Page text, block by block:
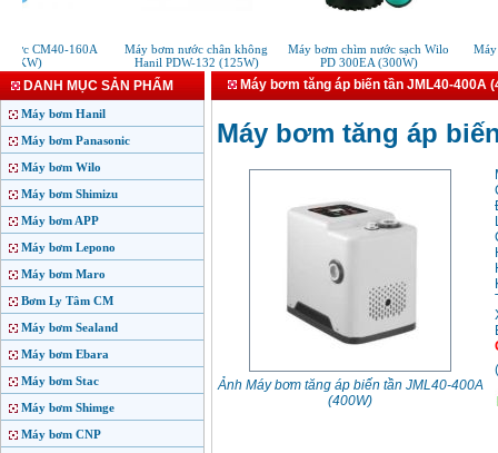
CM40-160A
Máy bơm nước chân không
Hanil PDW-132 (125W)
Máy bơm chìm nước sạch Wilo
PD 300EA (300W)
Máy
DANH MỤC SẢN PHẨM
Máy bơm Hanil
Máy bơm Panasonic
Máy bơm Wilo
Máy bơm Shimizu
Máy bơm APP
Máy bơm Lepono
Máy bơm Maro
Bơm Ly Tâm CM
Máy bơm Sealand
Máy bơm Ebara
Máy bơm Stac
Máy bơm Shimge
Máy bơm CNP
Máy bơm tăng áp biến tần JML40-400A
Máy bơm tăng áp
Ảnh Máy bơm tăng áp biến tần JML40-400A
(400W)
(